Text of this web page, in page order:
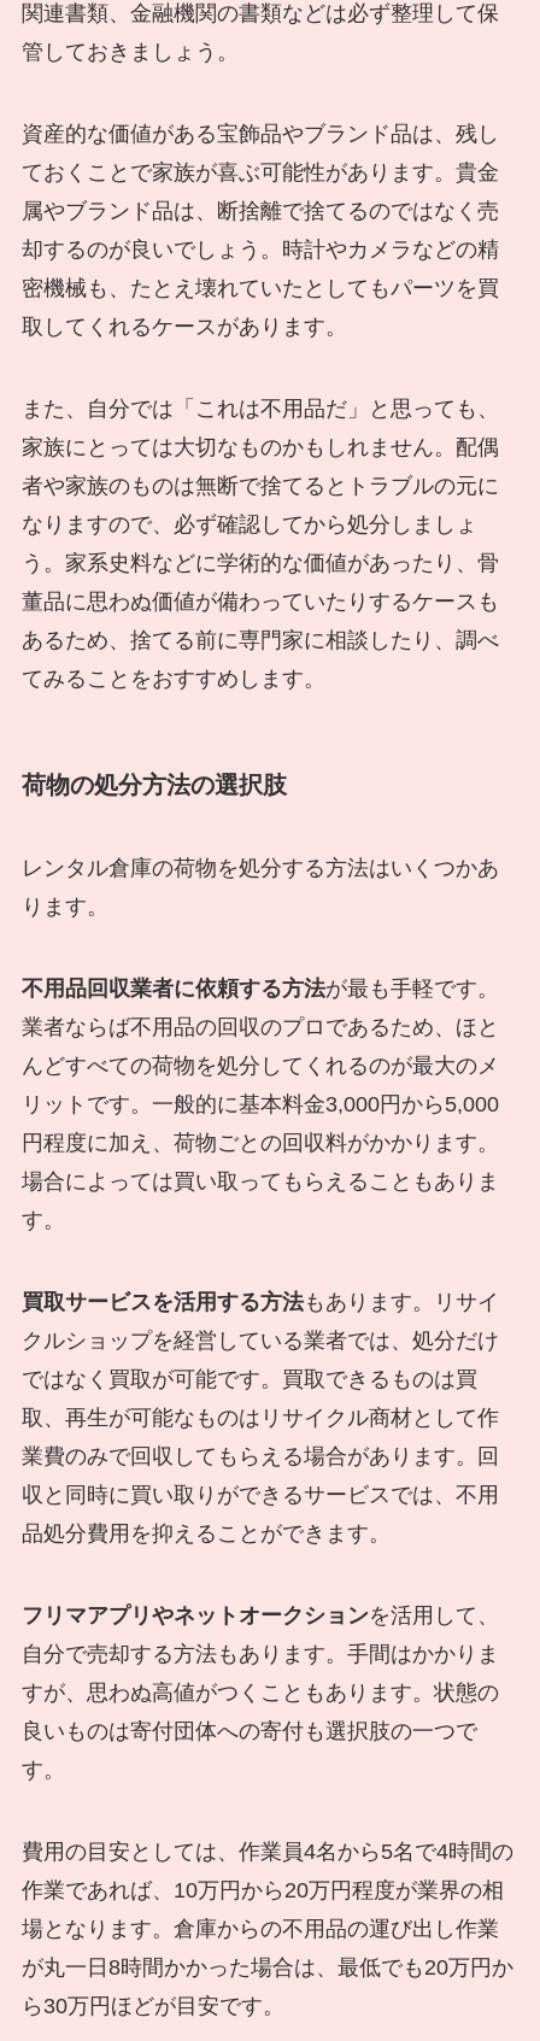
関連書類、金融機関の書類などは必ず整理して保
管しておきましょう。
資産的な価値がある宝飾品やブランド品は、残し
ておくことで家族が喜ぶ可能性があります。貴金
属やブランド品は、断捨離で捨てるのではなく売
却するのが良いでしょう。時計やカメラなどの精
密機械も、たとえ壊れていたとしてもパーツを買
取してくれるケースがあります。
また、自分では「これは不用品だ」と思っても、
家族にとっては大切なものかもしれません。配偶
者や家族のものは無断で捨てるとトラブルの元に
なりますので、必ず確認してから処分しましょ
う。家系史料などに学術的な価値があったり、骨
董品に思わぬ価値が備わっていたりするケースも
あるため、捨てる前に専門家に相談したり、調べ
てみることをおすすめします。
荷物の処分方法の選択肢
レンタル倉庫の荷物を処分する方法はいくつかあ
ります。
不用品回収業者に依頼する方法が最も手軽です。
業者ならば不用品の回収のプロであるため、ほと
んどすべての荷物を処分してくれるのが最大のメ
リットです。一般的に基本料金3,000円から5,000
円程度に加え、荷物ごとの回収料がかかります。
場合によっては買い取ってもらえることもありま
す。
買取サービスを活用する方法もあります。リサイ
クルショップを経営している業者では、処分だけ
ではなく買取が可能です。買取できるものは買
取、再生が可能なものはリサイクル商材として作
業費のみで回収してもらえる場合があります。回
収と同時に買い取りができるサービスでは、不用
品処分費用を抑えることができます。
フリマアプリやネットオークションを活用して、
自分で売却する方法もあります。手間はかかりま
すが、思わぬ高値がつくこともあります。状態の
良いものは寄付団体への寄付も選択肢の一つで
す。
費用の目安としては、作業員4名から5名で4時間の
作業であれば、10万円から20万円程度が業界の相
場となります。倉庫からの不用品の運び出し作業
が丸一日8時間かかった場合は、最低でも20万円か
ら30万円ほどが目安です。